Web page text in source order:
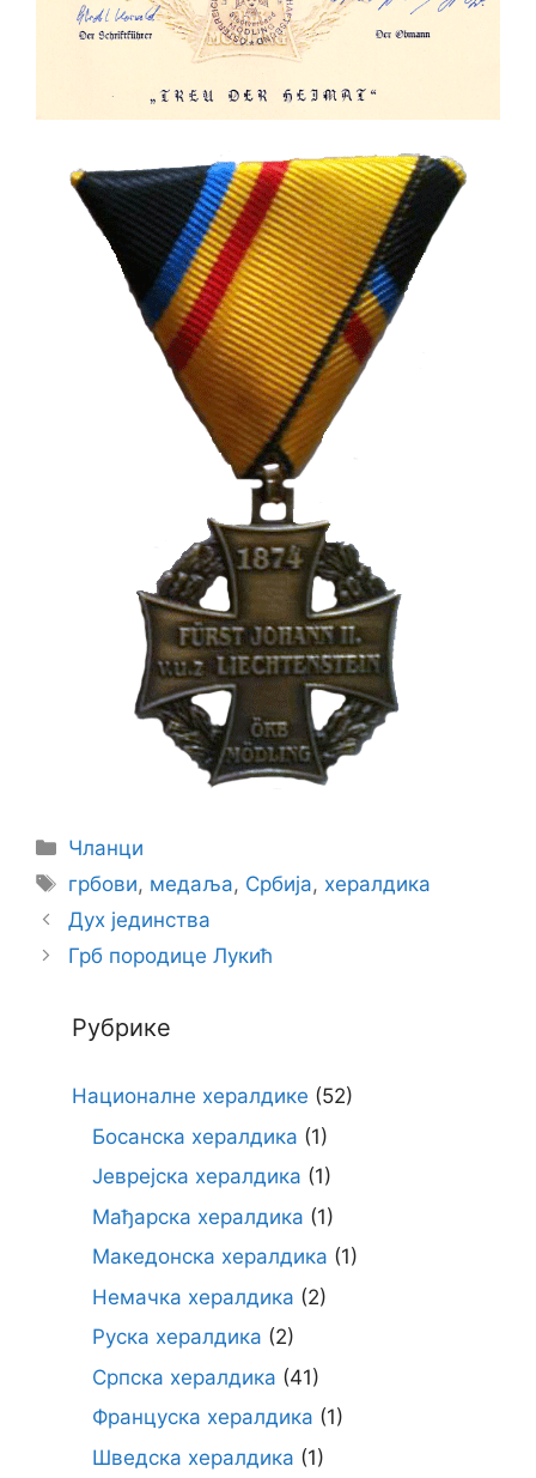
Categories
Чланци
Tags
грбови, медаља, Србија, хералдика
Дух јединства
Грб породице Лукић
Рубрике
Националне хералдике (52)
Босанска хералдика (1)
Јеврејска хералдика (1)
Мађарска хералдика (1)
Македонска хералдика (1)
Немачка хералдика (2)
Руска хералдика (2)
Српска хералдика (41)
Француска хералдика (1)
Шведска хералдика (1)